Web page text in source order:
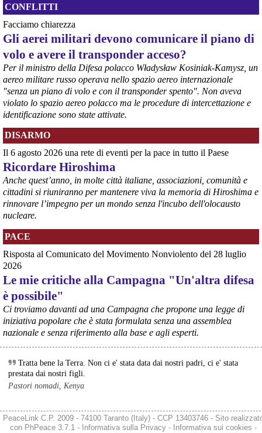
provvedimento straordinario per attenuare le conseguenze
economiche e sociali dello stop dell’area a caldo, invitando le
rappresentanze del territorio a presentare proposte operative.
#ILVA #Taranto
@peacelink - 6/8/2026 21:35
Ultimi cento milioni di euro per l’ex Ilva, poi non saranno più
possibili nuovi aiuti di Stato. Lo ha confermato il ministro Adolfo
Urso durante l’incontro al Mimit con le imprese dell’indotto: la
tranche conclusiva del prestito autorizzato dall’Unione europea
dovrà essere erogata entro il 9 agosto e restituita dal futuro
acquirente.
Fonte: Studio100
#ILVA
@peacelink - 6/8/2026 21:08
Il governatore di Puglia Decaro esce dal vertice al Mimit più
preoccupato di come era entrato, lamentando l’assenza di certezze
sulla procedura di gara e ribadendo la necessità di un ruolo diretto
dello Stato.
Anche il sindaco di Taranto, Bitetti, chiede un piano industriale
chiaro, garanzie sulla salute e strumenti di tutela per i lavoratori
dell’area a freddo. La Provincia parla di un tavolo “senza decisioni”.
Fonte: Cronache Tarantine
#
cronachetarantine.it/index.php
Il ministro ha ribadito che il Governo applicherà la sentenza, ma
CONFLITTI
Facciamo chiarezza
Gli aerei militari devono comunicare il piano di
volo e avere il transponder acceso?
Per il ministro della Difesa polacco Władysław Kosiniak-Kamysz, un
aereo militare russo operava nello spazio aereo internazionale
"senza un piano di volo e con il transponder spento". Non aveva
violato lo spazio aereo polacco ma le procedure di intercettazione e
identificazione sono state attivate.
DISARMO
Il 6 agosto 2026 una rete di eventi per la pace in tutto il Paese
Ricordare Hiroshima
Anche quest’anno, in molte città italiane, associazioni, comunità e
cittadini si riuniranno per mantenere viva la memoria di Hiroshima e
rinnovare l’impegno per un mondo senza l'incubo dell'olocausto
nucleare.
PACE
Risposta al Comunicato del Movimento Nonviolento del 28 luglio
2026
Le mie critiche alla Campagna "Un'altra difesa
è possibile"
Ci troviamo davanti ad una Campagna che propone una legge di
iniziativa popolare che è stata formulata senza una assemblea
nazionale e senza riferimento alla base e agli esperti.
Tratta bene la Terra. Non ci e' stata data dai nostri padri, ci e' stata
prestata dai nostri figli.
Pastori nomadi, Kenya
PeaceLink C.P. 2009 - 74100 Taranto (Italy) - CCP 13403746 - Sito
con PhPeace 3.7.1 - Informativa sulla Privacy- Informativa sui cookies -